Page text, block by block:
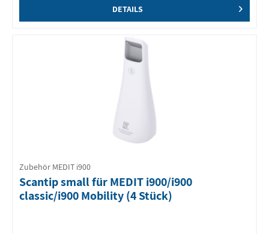
DETAILS
Zubehör MEDIT i900
Scantip small für MEDIT i900/i900
classic/i900 Mobility (4 Stück)